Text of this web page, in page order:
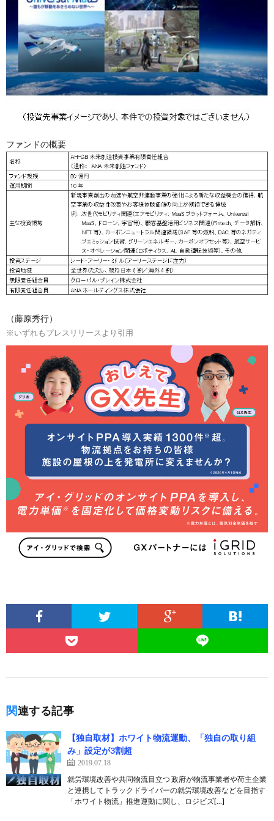
ファンドの概要
（藤原秀行）
※いずれもプレスリリースより引用
関連する記事
【独自取材】ホワイト物流運動、「独自の取り組
み」設定が3割超
2019.07.18
就労環境改善や共同物流目立つ 政府が物流事業者や荷主企業
と連携してトラックドライバーの就労環境改善などを目指す
「ホワイト物流」推進運動に関し、ロジビズ[…]